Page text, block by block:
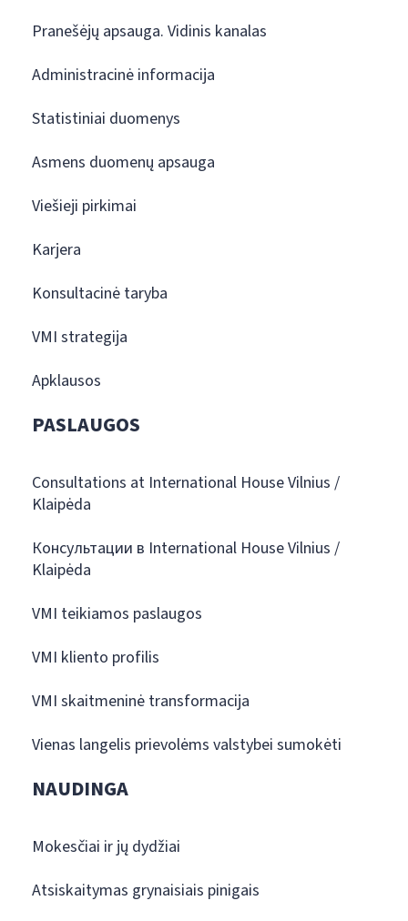
Pranešėjų apsauga. Vidinis kanalas
Administracinė informacija
Statistiniai duomenys
Asmens duomenų apsauga
Viešieji pirkimai
Karjera
Konsultacinė taryba
VMI strategija
Apklausos
PASLAUGOS
Consultations at International House Vilnius /
Klaipėda
Консультации в International House Vilnius /
Klaipėda
VMI teikiamos paslaugos
VMI kliento profilis
VMI skaitmeninė transformacija
Vienas langelis prievolėms valstybei sumokėti
NAUDINGA
Mokesčiai ir jų dydžiai
Atsiskaitymas grynaisiais pinigais